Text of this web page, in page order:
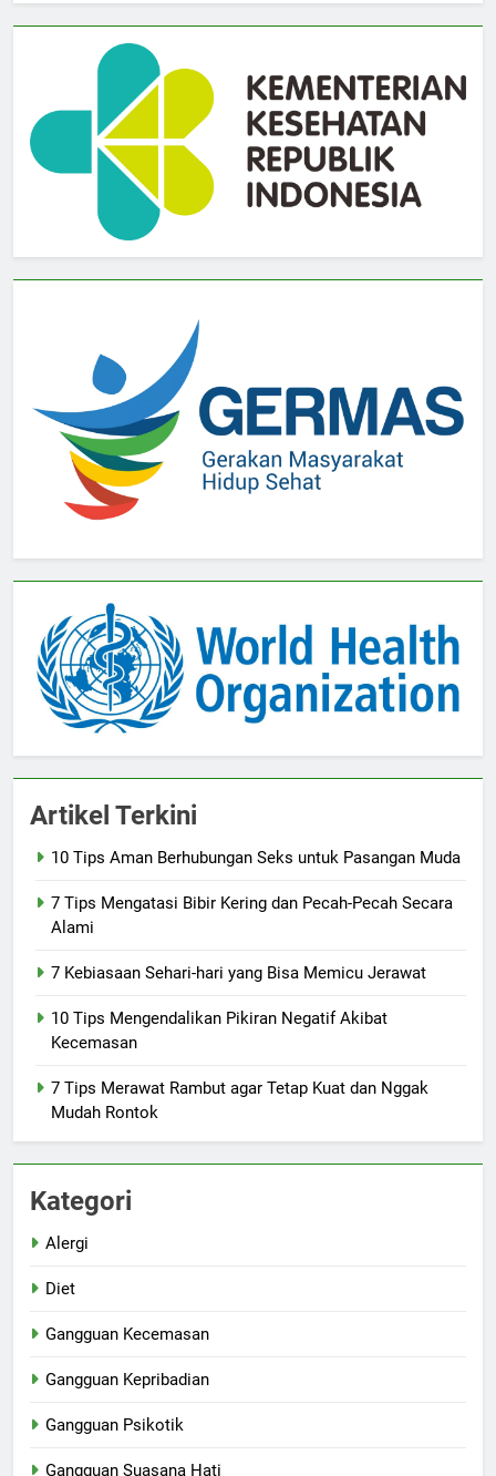
Artikel Terkini
10 Tips Aman Berhubungan Seks untuk Pasangan Muda
7 Tips Mengatasi Bibir Kering dan Pecah-Pecah Secara
Alami
7 Kebiasaan Sehari-hari yang Bisa Memicu Jerawat
10 Tips Mengendalikan Pikiran Negatif Akibat
Kecemasan
7 Tips Merawat Rambut agar Tetap Kuat dan Nggak
Mudah Rontok
Kategori
Alergi
Diet
Gangguan Kecemasan
Gangguan Kepribadian
Gangguan Psikotik
Gangguan Suasana Hati